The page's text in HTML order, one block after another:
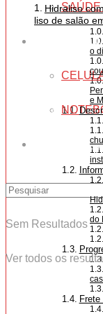
SAÚDE
ESCRITÓRIO
Sem Resultados
Ver todos os
Hidraliso
liso de salão
o
e
do